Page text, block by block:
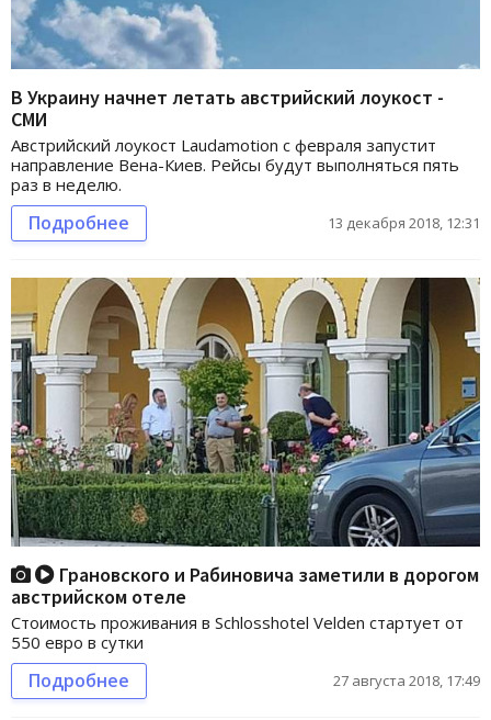
В Украину начнет летать австрийский лоукост -
СМИ
Австрийский лоукост Laudamotion с февраля запустит
направление Вена-Киев. Рейсы будут выполняться пять
раз в неделю.
Подробнее 13 декабря 2018, 12:31
Грановского и Рабиновича заметили в дорогом
австрийском отеле
Стоимость проживания в Schlosshotel Velden стартует от
550 евро в сутки
Подробнее 27 августа 2018, 17:49